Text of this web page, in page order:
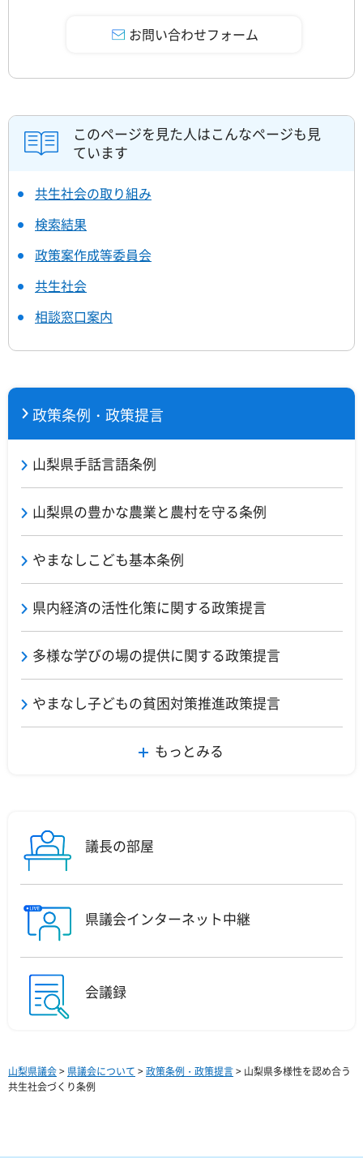
このページを見た人はこんなページも見
ています
共生社会の取り組み
検索結果
政策案作成等委員会
共生社会
相談窓口案内
政策条例・政策提言
山梨県手話言語条例
山梨県の豊かな農業と農村を守る条例
やまなしこども基本条例
県内経済の活性化策に関する政策提言
多様な学びの場の提供に関する政策提言
やまなし子どもの貧困対策推進政策提言
もっとみる
議長の部屋
県議会インターネット中継
会議録
山梨県議会> 県議会について >政策条例・政策提言> 山梨県多様性を認め合う
共生社会づくり条例